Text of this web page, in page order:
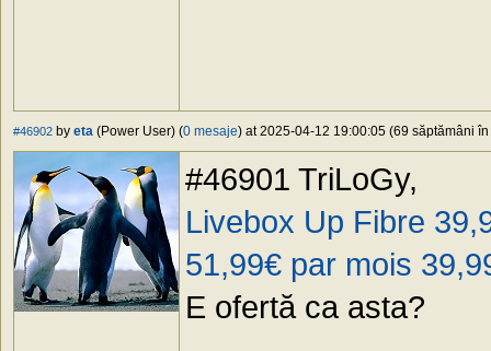
#46902 by eta (Power User) (0 mesaje) at 2025-04-12 19:00:05 (69 săptămâni în
#46901 TriLoGy,
Livebox Up Fibre
51,99€ par mois
E ofertă ca asta?